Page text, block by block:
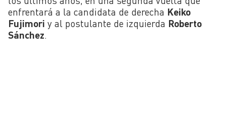
enfrentará a la candidata de derecha Keiko
Fujimori y al postulante de izquierda Roberto
Sánchez